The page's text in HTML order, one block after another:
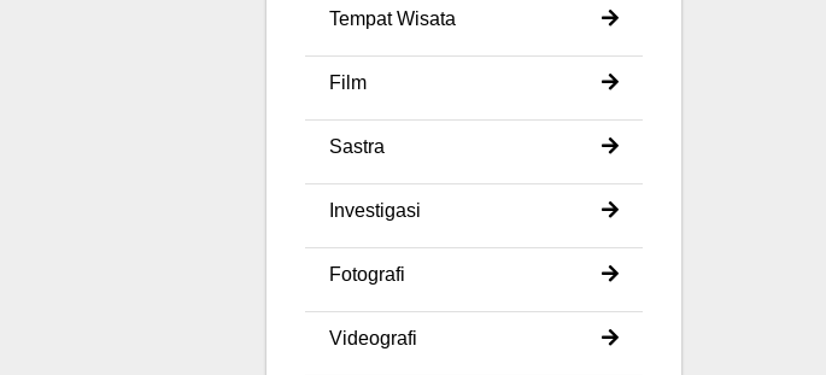
Tempat Wisata
Film
Sastra
Investigasi
Fotografi
Videografi